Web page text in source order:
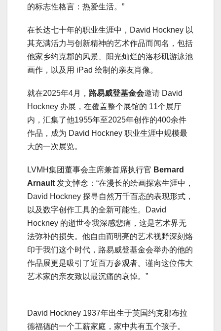
的标志性格言：热爱生活。”
在长达七十年的职业生涯中，David Hockney 以
其充满活力与创新精神的艺术作品而闻名，包括
他家乡约克郡的风景、阳光灿烂的洛杉矶游泳池
画作，以及用 iPad 绘制的亲友肖像。
就在2025年4月， 路易威登基金会邀请 David
Hockney 办展，在覆盖整个展馆的 11个展厅
内，汇集了他1955年至2025年创作的400余件
作品，成为 David Hockney 职业生涯中规模最
大的一次展览。
LVMH集团董事会主席兼首席执行官 Bernard
Arnault 发文悼念：“在漫长的绘画探索生涯中，
David Hockney 探寻自然万千百态的表现形式，
以及数字创作工具的全新可能性。David
Hockney 的逝世令我深感悲痛，这是艺术界无
法弥补的损失。他自由而明亮的艺术视野深刻烙
印于我们这个时代，路易威登基金会举办的他的
作品展更是吸引了近百万参观者。谨向这位伟大
艺术家的亲友致以最沉痛的哀悼。”
David Hockney 1937年出生于英国约克郡布拉
德福德的一个工薪家庭，家中共有五个孩子。